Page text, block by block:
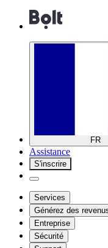
FR
Assistance
S'inscrire
Services
Générez des
Entreprise
Sécurité